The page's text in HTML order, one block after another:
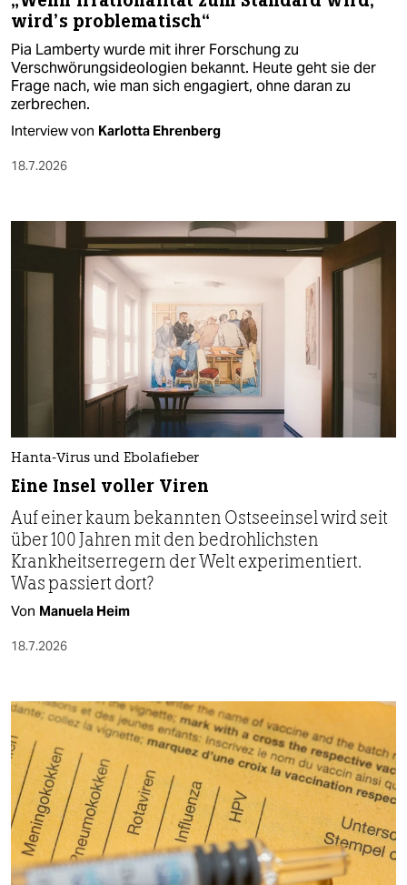
wird’s problematisch“
Pia Lamberty wurde mit ihrer Forschung zu
Verschwörungsideologien bekannt. Heute geht sie der
Frage nach, wie man sich engagiert, ohne daran zu
zerbrechen.
Interview von Karlotta Ehrenberg
18.7.2026
Hanta-Virus und Ebolafieber
Eine Insel voller Viren
Auf einer kaum bekannten Ostseeinsel wird seit
über 100 Jahren mit den bedrohlichsten
Krankheitserregern der Welt experimentiert.
Was passiert dort?
Von Manuela Heim
18.7.2026